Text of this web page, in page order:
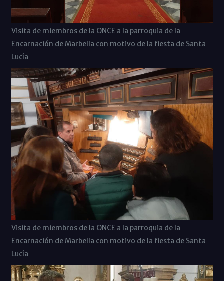
Visita de miembros de la ONCE a la parroquia de la
Encarnación de Marbella con motivo de la fiesta de Santa
Lucía
Visita de miembros de la ONCE a la parroquia de la
Encarnación de Marbella con motivo de la fiesta de Santa
Lucía